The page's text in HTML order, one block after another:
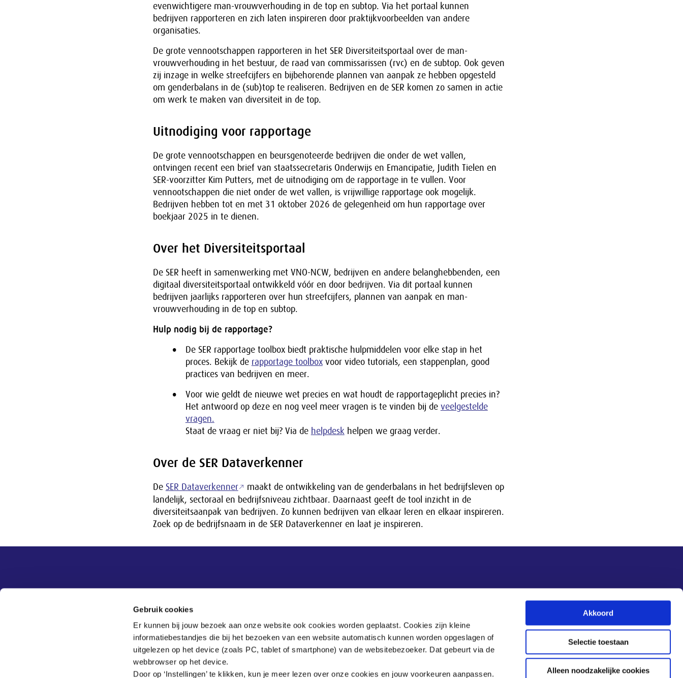
Gebruik cookies
Er kunnen bij jouw bezoek aan onze website ook cookies worden geplaatst. Cookies zijn kleine
informatiebestandjes die bij het bezoeken van een website automatisch kunnen worden opgeslagen of
uitgelezen op het device (zoals PC, tablet of smartphone) van de websitebezoeker. Dat gebeurt via de
webbrowser op het device.
Door op ‘Instellingen’ te klikken, kun je meer lezen over onze cookies en jouw voorkeuren aanpassen.
Akkoord
Selectie toestaan
Alleen noodzakelijke cookies
evenwichtigere man-vrouwverhouding in de top en subtop. Via het portaal kunnen
bedrijven rapporteren en zich laten inspireren door praktijkvoorbeelden van andere
organisaties.
De grote vennootschappen rapporteren in het SER Diversiteitsportaal over de man-
vrouwverhouding in het bestuur, de raad van commissarissen (rvc) en de subtop. Ook geven
zij inzage in welke streefcijfers en bijbehorende plannen van aanpak ze hebben opgesteld
om genderbalans in de (sub)top te realiseren. Bedrijven en de SER komen zo samen in actie
om werk te maken van diversiteit in de top.
Uitnodiging voor rapportage
De grote vennootschappen en beursgenoteerde bedrijven die onder de wet vallen,
ontvingen recent een brief van staatssecretaris Onderwijs en Emancipatie, Judith Tielen en
SER-voorzitter Kim Putters, met de uitnodiging om de rapportage in te vullen. Voor
vennootschappen die niet onder de wet vallen, is vrijwillige rapportage ook mogelijk.
Bedrijven hebben tot en met 31 oktober 2026 de gelegenheid om hun rapportage over
boekjaar 2025 in te dienen.
Over het Diversiteitsportaal
De SER heeft in samenwerking met VNO-NCW, bedrijven en andere belanghebbenden, een
digitaal diversiteitsportaal ontwikkeld vóór en door bedrijven. Via dit portaal kunnen
bedrijven jaarlijks rapporteren over hun streefcijfers, plannen van aanpak en man-
vrouwverhouding in de top en subtop.
Hulp nodig bij de rapportage?
De SER rapportage toolbox biedt praktische hulpmiddelen voor elke stap in het
proces. Bekijk de rapportage toolboxvoor video tutorials, een stappenplan, good
practices van bedrijven en meer.
Voor wie geldt de nieuwe wet precies en wat houdt de rapportageplicht precies in?
Het antwoord op deze en nog veel meer vragen is te vinden bij de veelgestelde
vragen.
Staat de vraag er niet bij? Via de helpdesk helpen we graag verder.
Over de SER Dataverkenner
De SER Dataverkenner
maakt de ontwikkeling van de genderbalans in het bedrijfsleven op
landelijk, sectoraal en bedrijfsniveau zichtbaar. Daarnaast geeft de tool inzicht in de
diversiteitsaanpak van bedrijven. Zo kunnen bedrijven van elkaar leren en elkaar inspireren.
Zoek op de bedrijfsnaam in de SER Dataverkenner en laat je inspireren.
Nieuwsupdate
Inschrijven
Contact
Tel:070 - 3 499 499
Veelgestelde vragen
Postbus 90405
2509 LK Den Haag